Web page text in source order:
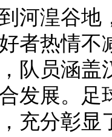
湟谷地
者热情
队员涵
发展。
充分彰